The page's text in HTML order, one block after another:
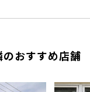
おすすめ店舗